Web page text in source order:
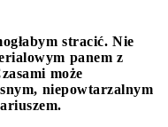
stracić. Nie
panem z
może
niepowtarzalnym